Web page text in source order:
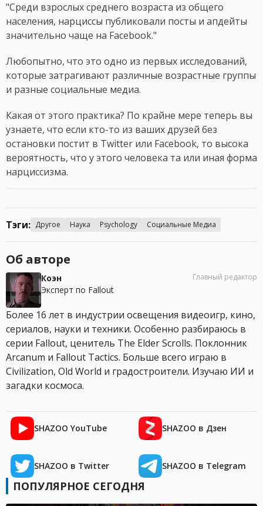
"Среди взрослых среднего возраста из общего
населения, нарциссы публиковали посты и апдейты
значительно чаще на Facebook."
Любопытно, что это одно из первых исследований,
которые затрагивают различные возрастные группы
и разные социальные медиа.
Какая от этого практика? По крайне мере теперь вы
узнаете, что если кто-то из ваших друзей без
остановки постит в Twitter или Facebook, то высока
вероятность, что у этого человека та или иная форма
нарциссизма.
Тэги: Другое Наука Psychology Социальные Медиа
Об авторе
Коэн
Эксперт по Fallout
Главный редактор
Более 16 лет в индустрии освещения видеоигр, кино,
сериалов, науки и техники. Особенно разбираюсь в
серии Fallout, ценитель The Elder Scrolls. Поклонник
Arcanum и Fallout Tactics. Больше всего играю в
Civilization, Old World и градостроители. Изучаю ИИ и
загадки космоса.
SHAZOO YouTube SHAZOO в Дзен
SHAZOO в Twitter SHAZOO в Telegram
ПОПУЛЯРНОЕ СЕГОДНЯ